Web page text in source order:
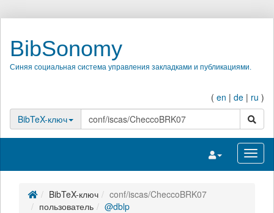
BibSonomy
Синяя социальная система управления закладками и публикациями.
( en | de | ru )
BibTeX-ключ
поиск
Переключить
BibTeX-ключ
conf/iscas/CheccoBRK07
пользователь
@dblp